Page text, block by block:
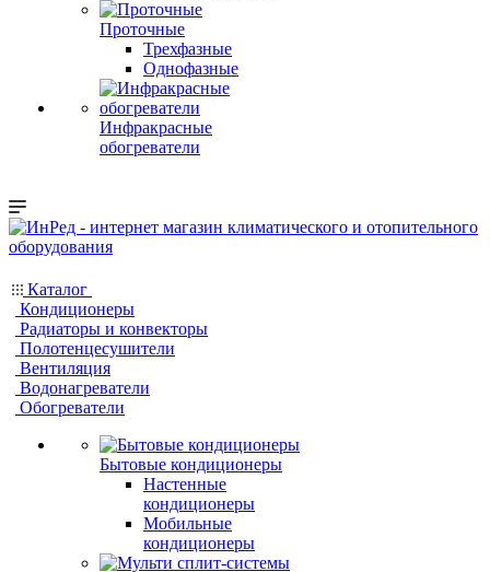
Проточные
Трехфазные
Однофазные
Инфракрасные
обогреватели
Каталог
Кондиционеры
Радиаторы и конвекторы
Полотенцесушители
Вентиляция
Водонагреватели
Обогреватели
Бытовые кондиционеры
Настенные
кондиционеры
Мобильные
кондиционеры